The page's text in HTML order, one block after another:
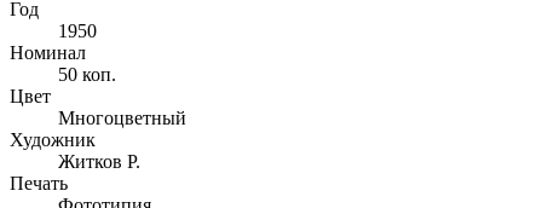
Год
1950
Номинал
50 коп.
Цвет
Многоцветный
Художник
Житков Р.
Печать